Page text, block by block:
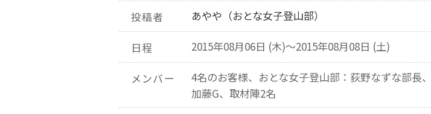
投稿者 あやや（おとな女子登山部）
日程 2015年08月06日 (木)～2015年08月08日 (土)
メンバー
4名のお客様、おとな女子登山部：荻野なずな部長、
加藤G、取材陣2名